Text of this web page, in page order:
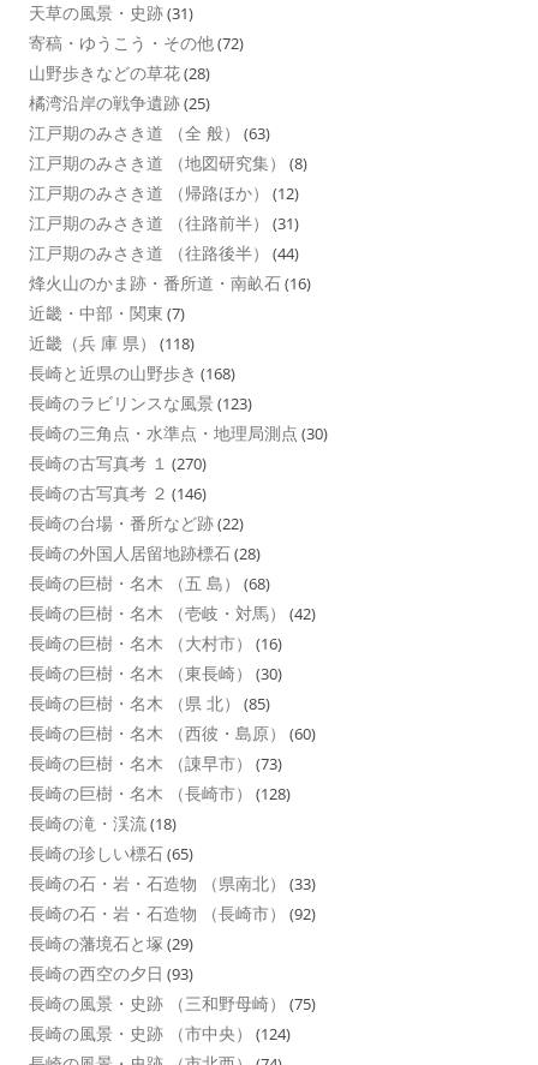
天草の風景・史跡(31)
寄稿・ゆうこう・その他(72)
山野歩きなどの草花(28)
橘湾沿岸の戦争遺跡(25)
江戸期のみさき道 （全 般） (63)
江戸期のみさき道 （地図研究集） (8)
江戸期のみさき道 （帰路ほか） (12)
江戸期のみさき道 （往路前半） (31)
江戸期のみさき道 （往路後半） (44)
烽火山のかま跡・番所道・南畝石(16)
近畿・中部・関東 (7)
近畿（兵 庫 県） (118)
長崎と近県の山野歩き (168)
長崎のラビリンスな風景 (123)
長崎の三角点・水準点・地理局測点 (30)
長崎の古写真考 １ (270)
長崎の古写真考 ２ (146)
長崎の台場・番所など跡(22)
長崎の外国人居留地跡標石(28)
長崎の巨樹・名木 （五 島） (68)
長崎の巨樹・名木 （壱岐・対馬） (42)
長崎の巨樹・名木 （大村市） (16)
長崎の巨樹・名木 （東長崎） (30)
長崎の巨樹・名木 （県 北） (85)
長崎の巨樹・名木 （西彼・島原） (60)
長崎の巨樹・名木 （諌早市） (73)
長崎の巨樹・名木 （長崎市） (128)
長崎の滝・渓流(18)
長崎の珍しい標石(65)
長崎の石・岩・石造物 （県南北） (33)
長崎の石・岩・石造物 （長崎市） (92)
長崎の藩境石と塚 (29)
長崎の西空の夕日 (93)
長崎の風景・史跡 （三和野母崎） (75)
長崎の風景・史跡 （市中央） (124)